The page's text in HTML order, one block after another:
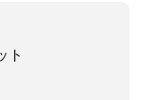
ト